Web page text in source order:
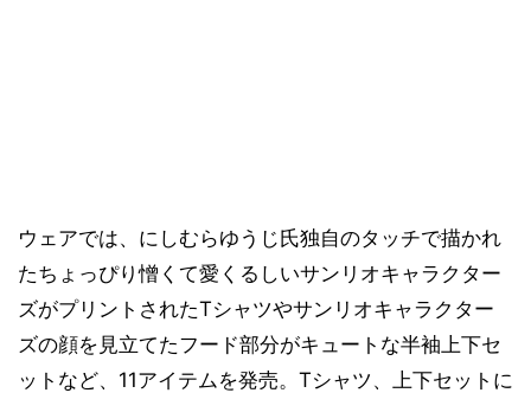
ウェアでは、にしむらゆうじ氏独自のタッチで描かれ
たちょっぴり憎くて愛くるしいサンリオキャラクター
ズがプリントされたTシャツやサンリオキャラクター
ズの顔を見立てたフード部分がキュートな半袖上下セ
ットなど、11アイテムを発売。Tシャツ、上下セットに